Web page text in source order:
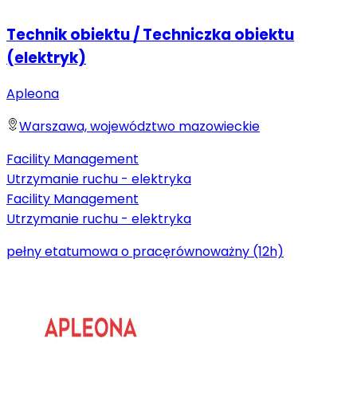
Technik obiektu / Techniczka obiektu
(elektryk)
Apleona
Warszawa, województwo mazowieckie
Facility Management
Utrzymanie ruchu - elektryka
Facility Management
Utrzymanie ruchu - elektryka
pełny etatumowa o pracęrównoważny (12h)